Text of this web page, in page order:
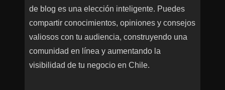
de blog es una elección inteligente. Puedes
compartir conocimientos, opiniones y consejos
valiosos con tu audiencia, construyendo una
comunidad en línea y aumentando la
visibilidad de tu negocio en Chile.